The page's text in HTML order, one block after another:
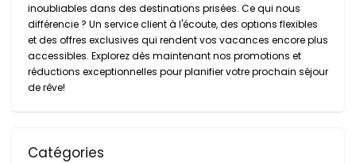
inoubliables dans des destinations prisées. Ce qui nous
différencie ? Un service client à l'écoute, des options flexibles
et des offres exclusives qui rendent vos vacances encore plus
accessibles. Explorez dès maintenant nos promotions et
réductions exceptionnelles pour planifier votre prochain séjour
de rêve!
Catégories